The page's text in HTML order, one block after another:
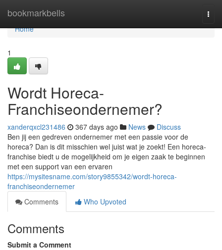
bookmarkbells
Home
Home
1
Wordt Horeca-
Franchiseondernemer?
xanderqxcl231486 367 days ago News
Discuss
Ben jij een gedreven ondernemer met een passie voor de
horeca? Dan is dit misschien wel juist wat je zoekt! Een horeca-
franchise biedt u de mogelijkheid om je eigen zaak te beginnen
met een support van een ervaren
https://mysitesname.com/story9855342/wordt-horeca-
franchiseondernemer
Comments
Who Upvoted
Comments
Submit a Comment